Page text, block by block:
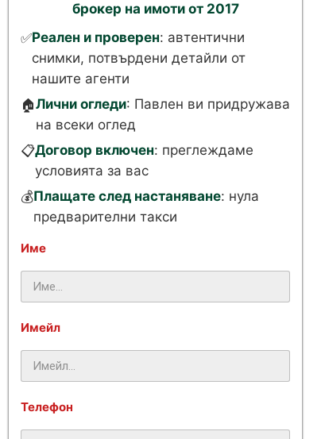
брокер на имоти от 2017
✅Реален и проверен: автентични
снимки, потвърдени детайли от
нашите агенти
🏠Лични огледи: Павлен ви придружава
на всеки оглед
📋Договор включен: преглеждаме
условията за вас
💰Плащате след настаняване: нула
предварителни такси
Име
Имейл
Телефон